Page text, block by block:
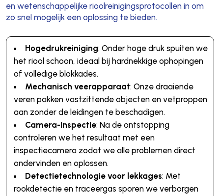
en wetenschappelijke rioolreinigingsprotocollen in om
zo snel mogelijk een oplossing te bieden.
Hogedrukreiniging: Onder hoge druk spuiten we
het riool schoon, ideaal bij hardnekkige ophopingen
of volledige blokkades.
Mechanisch veerapparaat: Onze draaiende
veren pakken vastzittende objecten en vetproppen
aan zonder de leidingen te beschadigen.
Camera-inspectie: Na de ontstopping
controleren we het resultaat met een
inspectiecamera zodat we alle problemen direct
ondervinden en oplossen.
Detectietechnologie voor lekkages: Met
rookdetectie en traceergas sporen we verborgen